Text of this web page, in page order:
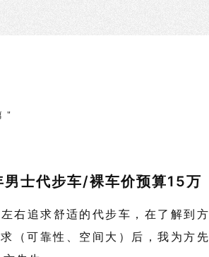
"
男士代步车/裸车价预算15万
右追求舒适的代步车，在了解到方
（可靠性、空间大）后，我为方先